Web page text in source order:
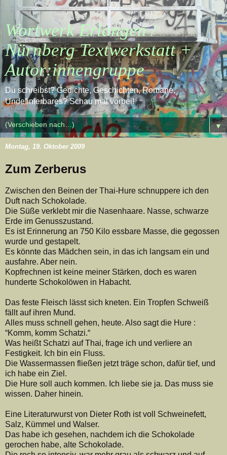
Wortwerk Erlangen /
Nürnberg Textwerkstatt +
Autor:innengruppe
Du schreibst? Gedichte, Geschichten, Romane,
Undefinierbares? Schau mal vorbei!
▼
Montag, 19. Oktober 2009
Zum Zerberus
Zwischen den Beinen der Thai-Hure schnuppere ich den
Duft nach Schokolade.
Die Süße verklebt mir die Nasenhaare. Nasse, schwarze
Erde im Genusszustand.
Es ist Erinnerung an 750 Kilo essbare Masse, die gegossen
wurde und gestapelt.
Es könnte das Mädchen sein, in das ich langsam ein und
ausfahre. Aber nein.
Kopfrechnen ist keine meiner Stärken, doch es waren
hunderte Schokolöwen in Habacht.
Das feste Fleisch lässt sich kneten. Ein Tropfen Schweiß
fällt auf ihren Mund.
Alles muss schnell gehen, heute. Also sagt die Hure :
“Komm, komm Schatzi.“
Was heißt Schatzi auf Thai, frage ich und verliere an
Festigkeit. Ich bin ein Fluss.
Die Wassermassen fließen jetzt träge schon, dafür tief, und
ich habe ein Ziel.
Die Hure soll auch kommen. Ich liebe sie ja. Das muss sie
wissen. Daher hinein.
Eine Literaturwurst von Dieter Roth ist voll Schweinefett,
Salz, Kümmel und Walser.
Das habe ich gesehen, nachdem ich die Schokolade
gerochen habe, alte Schokolade.